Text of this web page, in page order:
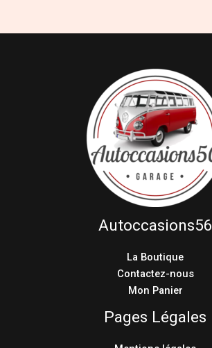
Autoccasions56
La Boutique
Contactez-nous
Mon Panier
Pages Légales